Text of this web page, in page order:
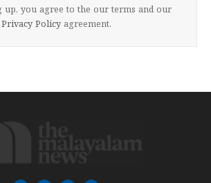
up, you agree to the our terms and our
Privacy Policy agreement.